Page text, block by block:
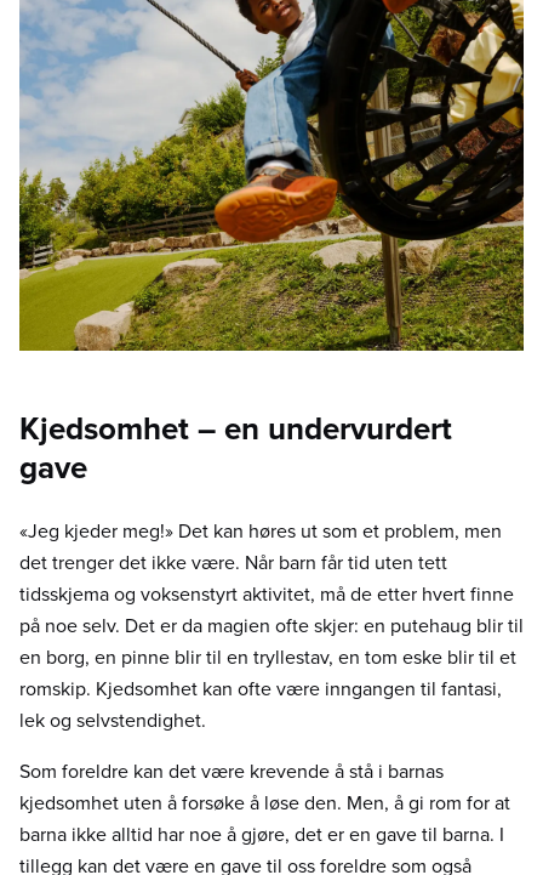
Kjedsomhet – en undervurdert
gave
«Jeg kjeder meg!» Det kan høres ut som et problem, men
det trenger det ikke være. Når barn får tid uten tett
tidsskjema og voksenstyrt aktivitet, må de etter hvert finne
på noe selv. Det er da magien ofte skjer: en putehaug blir til
en borg, en pinne blir til en tryllestav, en tom eske blir til et
romskip. Kjedsomhet kan ofte være inngangen til fantasi,
lek og selvstendighet.
Som foreldre kan det være krevende å stå i barnas
kjedsomhet uten å forsøke å løse den. Men, å gi rom for at
barna ikke alltid har noe å gjøre, det er en gave til barna. I
tillegg kan det være en gave til oss foreldre som også